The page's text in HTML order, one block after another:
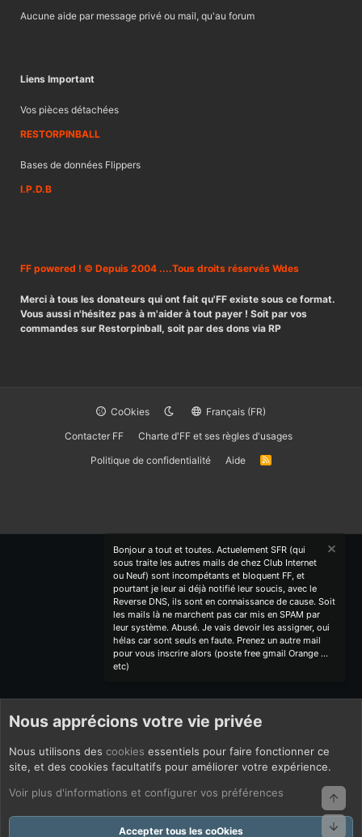
Aucune aide par message privé ou mail, qu'au forum
Liens Important
Vos pièces détachées
RESTORPINBALL
Bases de données Flippers
I.P.D.B
FF powered ! © Depuis 2004 ....Tous droits réservés Wdes
Merci à tous les donateurs qui ont fait qu'FF existe sous ce format.
Vous aussi n'hésitez pas à m'aider à tout payer ! Soit par vos
commandes sur Restorpinball, soit par des dons via RP
CoOkies
Français (FR)
Contacter FF
Charte d'FF et ses règles d'usages
Politique de confidentialité
Aide
R
Bonjour a tout et toutes. Actuelement SFR (qui
sous traite les autres mails de chez Club Internet
ou Neuf) sont incompétants et bloquent FF, et
pourtant je leur ai déjà notifié leur soucis, avec le
Reverse DNS, ils sont en connaissance de cause. Soit
les mails là ne marchent pas car mis en SPAM par
leur système. Abusé. Je vais devoir les assigner, oui
hélas car sont seuls en faute. Prenez un autre mail
pour vous inscrire alors (poste free gmail Orange ...
etc)
Nous apprécions votre vie privée
Nous utilisons des cookies essentiels pour faire fonctionner ce
site, et des cookies facultatifs pour améliorer votre expérience.
Voir plus d'informations et configurer vos préférences
Accepter tous les coOkies